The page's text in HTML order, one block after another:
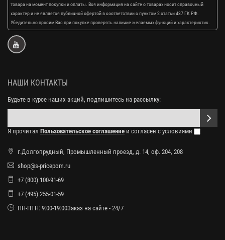
товара на момент покупки и оплаты. Вся информация на сайте о товарах носит справочный
характер и не является публичной офертой в соответствии с пунктом 2 статьи 437 ГК РФ.
Убедительно просим Вас при покупке проверять наличие желаемых функций и характеристик.
НАШИ КОНТАКТЫ
Будьте в курсе наших акций, подпишитесь на рассылку:
Я прочитал Пользовательское соглашение и согласен с условиями
г.Долгопрудный, Промышленный проезд, д. 14, оф. 204, 208
shop@s-pricepom.ru
+7 (800) 100-91-69
+7 (495) 255-01-59
ПН-ПТН: 9:00-19:00Заказ на сайте - 24/7